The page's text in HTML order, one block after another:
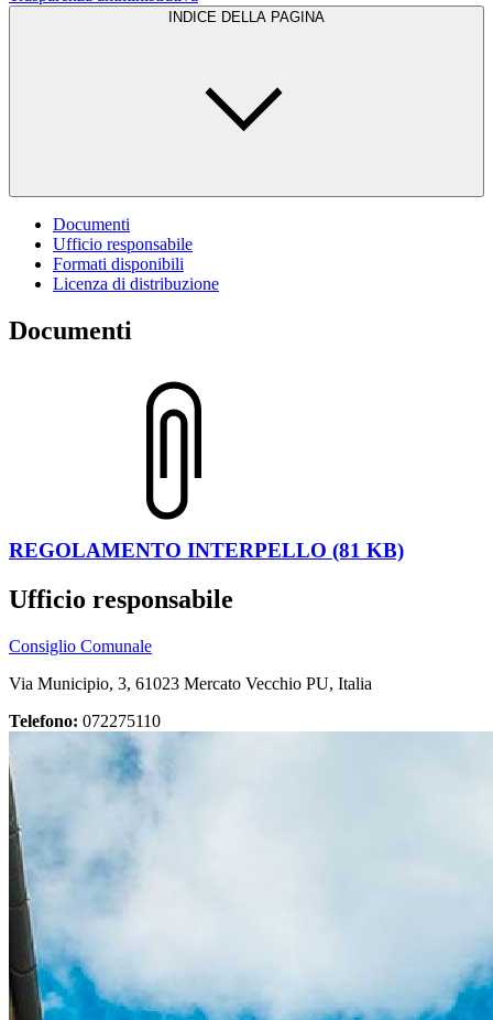
INDICE DELLA PAGINA
Documenti
Ufficio responsabile
Formati disponibili
Licenza di distribuzione
Documenti
REGOLAMENTO INTERPELLO (81 KB)
Ufficio responsabile
Consiglio Comunale
Via Municipio, 3, 61023 Mercato Vecchio PU, Italia
Telefono: 072275110